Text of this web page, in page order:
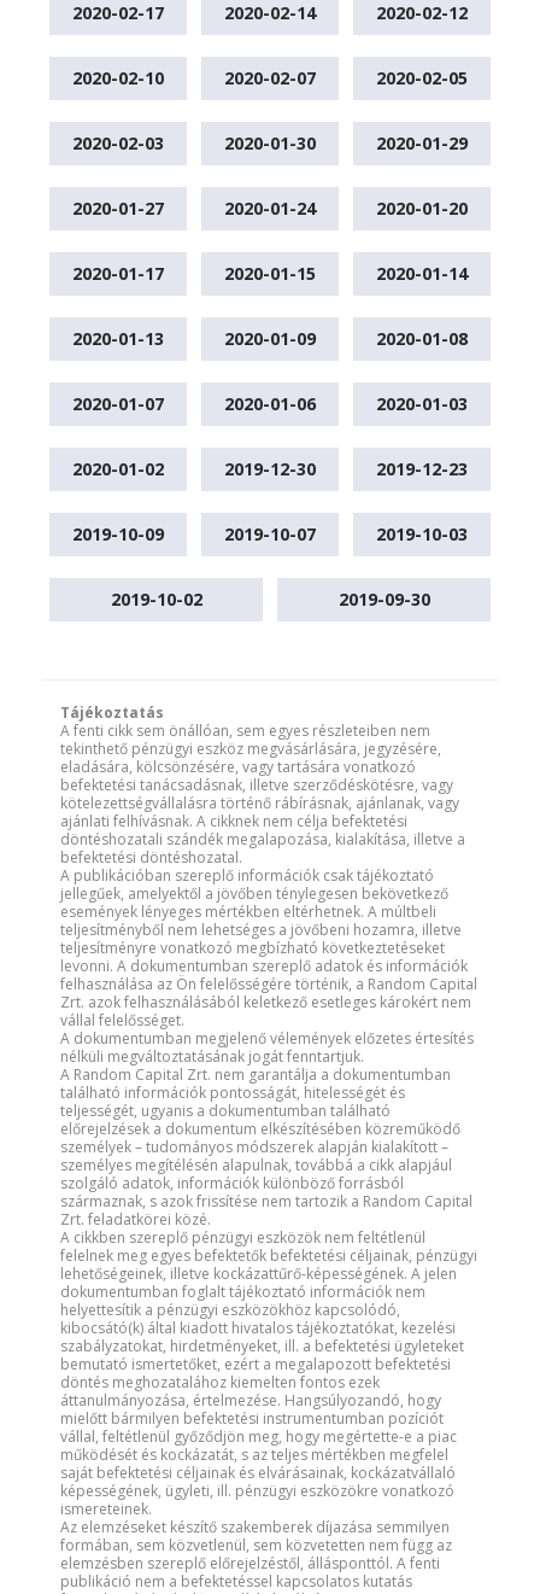
2020-02-17 2020-02-14 2020-02-12
2020-02-10 2020-02-07 2020-02-05
2020-02-03 2020-01-30 2020-01-29
2020-01-27 2020-01-24 2020-01-20
2020-01-17 2020-01-15 2020-01-14
2020-01-13 2020-01-09 2020-01-08
2020-01-07 2020-01-06 2020-01-03
2020-01-02 2019-12-30 2019-12-23
2019-10-09 2019-10-07 2019-10-03
2019-10-02 2019-09-30
Tájékoztatás
A fenti cikk sem önállóan, sem egyes részleteiben nem
tekinthető pénzügyi eszköz megvásárlására, jegyzésére,
eladására, kölcsönzésére, vagy tartására vonatkozó
befektetési tanácsadásnak, illetve szerződéskötésre, vagy
kötelezettségvállalásra történő rábírásnak, ajánlanak, vagy
ajánlati felhívásnak. A cikknek nem célja befektetési
döntéshozatali szándék megalapozása, kialakítása, illetve a
befektetési döntéshozatal.
A publikációban szereplő információk csak tájékoztató
jellegűek, amelyektől a jövőben ténylegesen bekövetkező
események lényeges mértékben eltérhetnek. A múltbeli
teljesítményből nem lehetséges a jövőbeni hozamra, illetve
teljesítményre vonatkozó megbízható következtetéseket
levonni. A dokumentumban szereplő adatok és információk
felhasználása az Ön felelősségére történik, a Random Capital
Zrt. azok felhasználásából keletkező esetleges károkért nem
vállal felelősséget.
A dokumentumban megjelenő vélemények előzetes értesítés
nélküli megváltoztatásának jogát fenntartjuk.
A Random Capital Zrt. nem garantálja a dokumentumban
található információk pontosságát, hitelességét és
teljességét, ugyanis a dokumentumban található
előrejelzések a dokumentum elkészítésében közreműködő
személyek – tudományos módszerek alapján kialakított –
személyes megítélésén alapulnak, továbbá a cikk alapjául
szolgáló adatok, információk különböző forrásból
származnak, s azok frissítése nem tartozik a Random Capital
Zrt. feladatkörei közé.
A cikkben szereplő pénzügyi eszközök nem feltétlenül
felelnek meg egyes befektetők befektetési céljainak, pénzügyi
lehetőségeinek, illetve kockázattűrő-képességének. A jelen
dokumentumban foglalt tájékoztató információk nem
helyettesítik a pénzügyi eszközökhöz kapcsolódó,
kibocsátó(k) által kiadott hivatalos tájékoztatókat, kezelési
szabályzatokat, hirdetményeket, ill. a befektetési ügyleteket
bemutató ismertetőket, ezért a megalapozott befektetési
döntés meghozatalához kiemelten fontos ezek
áttanulmányozása, értelmezése. Hangsúlyozandó, hogy
mielőtt bármilyen befektetési instrumentumban pozíciót
vállal, feltétlenül győződjön meg, hogy megértette-e a piac
működését és kockázatát, s az teljes mértékben megfelel
saját befektetési céljainak és elvárásainak, kockázatvállaló
képességének, ügyleti, ill. pénzügyi eszközökre vonatkozó
ismereteinek.
Az elemzéseket készítő szakemberek díjazása semmilyen
formában, sem közvetlenül, sem közvetetten nem függ az
elemzésben szereplő előrejelzéstől, állásponttól. A fenti
publikáció nem a befektetéssel kapcsolatos kutatás